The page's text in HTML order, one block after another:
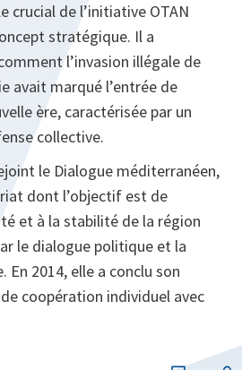
crucial de l’initiative OTAN
stratégique. Il a
l’invasion illégale de
avait marqué l’entrée de
ère, caractérisée par un
collective.
le Dialogue méditerranéen,
dont l’objectif est de
et à la stabilité de la région
le dialogue politique et la
2014, elle a conclu son
coopération individuel avec